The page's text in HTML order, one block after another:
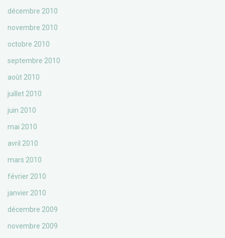
décembre 2010
novembre 2010
octobre 2010
septembre 2010
août 2010
juillet 2010
juin 2010
mai 2010
avril 2010
mars 2010
février 2010
janvier 2010
décembre 2009
novembre 2009